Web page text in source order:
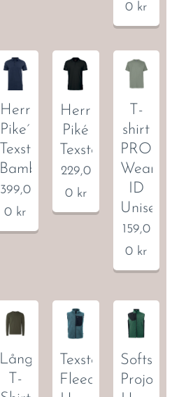
resårlös
ning
längst
ner på
en.
Lårficka
stretchi
g
kvalitet.
och
knävec
optimal
komfort
0 kr
Herr
Pike´
Texstar
Bambu
399,0
0 kr
Herr
Piké
Texstar
229,0
0kr
T-
shirt
PRO
Wear
ID
Unisex
159,0
0 kr
Långärmad
T-
Texstar
FleecevästProjob